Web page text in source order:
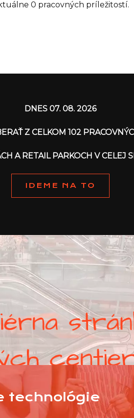
0 pracovných príležitostí.
DNES 07. 08. 2026
Z CELKOM 102
A RETAIL PARKOCH V CELEJ
IDEME NA TO
technológie